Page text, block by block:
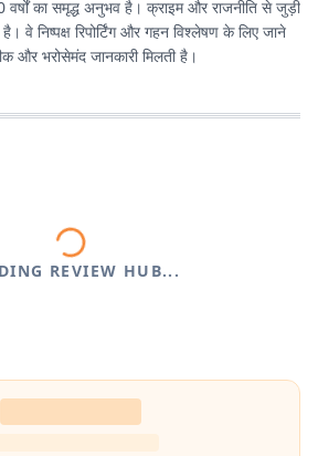
वर्षों का समृद्ध अनुभव है। क्राइम और राजनीति से जुड़ी
निष्पक्ष रिपोर्टिंग और गहन विश्लेषण के लिए जाने
और भरोसेमंद जानकारी मिलती है।
REVIEW HUB...